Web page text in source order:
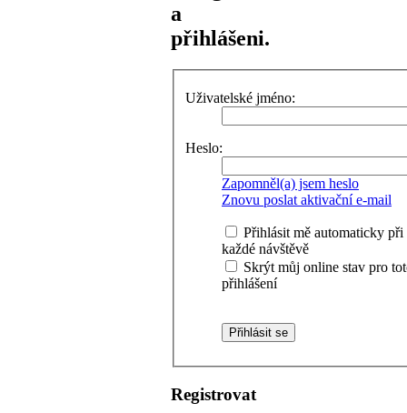
a
přihlášeni.
Uživatelské jméno:
Heslo:
Zapomněl(a) jsem heslo
Znovu poslat aktivační e-mail
Přihlásit mě automaticky při
každé návštěvě
Skrýt můj online stav pro
přihlášení
Registrovat